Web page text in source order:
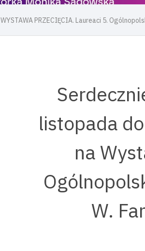
WYSTAWA PRZECIĘCIA. Laureaci 5.
listopada
na
W.